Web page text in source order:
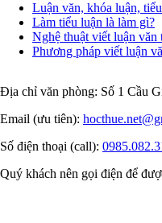
Luận văn, khóa luận,
Làm tiểu luận là làm gì?
Nghệ thuật viết luận văn
Phương pháp viết luận
Địa chỉ văn phòng: Số 1 Cầu
Email (ưu tiên):
Số điện thoại (call):
Quý khách nên gọi điện để